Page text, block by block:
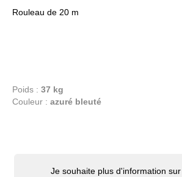
Rouleau de 20 m
Poids : 37 kg
Couleur : azuré bleuté
Je souhaite plus d'information